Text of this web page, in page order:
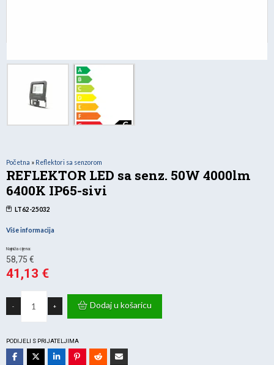
Početna » Reflektori sa senzorom
REFLEKTOR LED sa senz. 50W 4000lm
6400K IP65-sivi
LT62-25032
Više informacija
58,75 €Izvorna
cijena
bila
je:
58,75 €.
41,13 €
Trenutna
cijena
je:
-
senz.
50W
IP65-
količina
+ Dodaj u košaricu
PODIJELI S PRIJATELJIMA